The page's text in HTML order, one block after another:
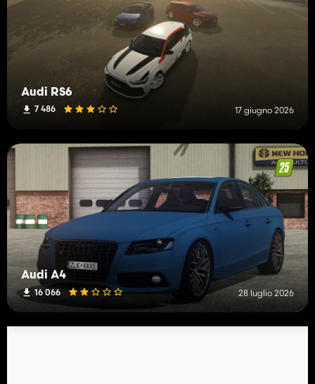
Audi RS6
7 486 17 giugno 2026
Audi A4
16 066 28 luglio 2026